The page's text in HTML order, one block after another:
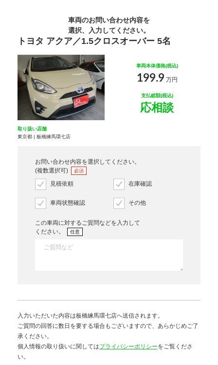
車両のお問い合わせ内容を
選択、入力してください。
トヨタ アクア／1.5クロスオーバー 5名
車両本体価格(税込)
199.9 万円
支払総額(税込)
応相談
取り扱い店舗
東京都 | 板橋練馬環七店
お問い合わせ内容を選択してください。
(複数選択可)
必須
見積依頼 在庫確認
車両状態確認 その他
この車両に対するご質問などを入力して
ください。
任意
入力いただいた内容は板橋練馬環七店へ送信されます。
ご質問の回答に数日を要する場合もございますので、あらかじめご了
承ください。
個人情報の取り扱いに関してはプライバシーポリシーをご覧くださ
い。